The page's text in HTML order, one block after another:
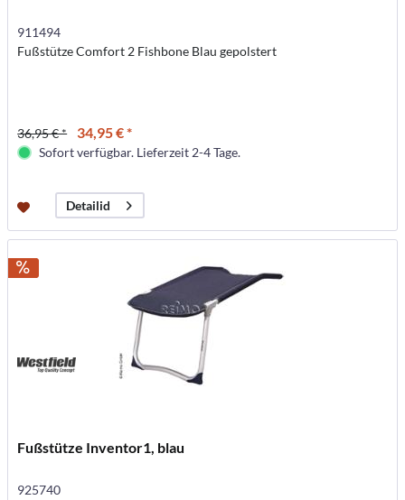
911494
Fußstütze Comfort 2 Fishbone Blau gepolstert
36,95 € * 34,95 € *
Sofort verfügbar. Lieferzeit 2-4 Tage.
Detailid
Fußstütze Inventor1, blau
925740